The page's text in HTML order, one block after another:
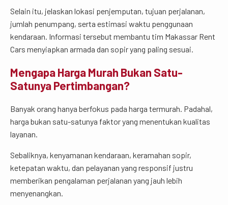
Selain itu, jelaskan lokasi penjemputan, tujuan perjalanan,
jumlah penumpang, serta estimasi waktu penggunaan
kendaraan. Informasi tersebut membantu tim Makassar Rent
Cars menyiapkan armada dan sopir yang paling sesuai.
Mengapa Harga Murah Bukan Satu-
Satunya Pertimbangan?
Banyak orang hanya berfokus pada harga termurah. Padahal,
harga bukan satu-satunya faktor yang menentukan kualitas
layanan.
Sebaliknya, kenyamanan kendaraan, keramahan sopir,
ketepatan waktu, dan pelayanan yang responsif justru
memberikan pengalaman perjalanan yang jauh lebih
menyenangkan.